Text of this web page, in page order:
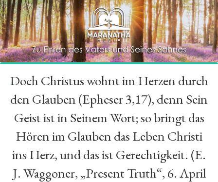
“
Doch Christus wohnt im Herzen durch
den Glauben (Epheser 3,17), denn Sein
Geist ist in Seinem Wort; so bringt das
Hören im Glauben das Leben Christi
ins Herz, und das ist Gerechtigkeit. (E.
J. Waggoner, „Present Truth“, 6. April